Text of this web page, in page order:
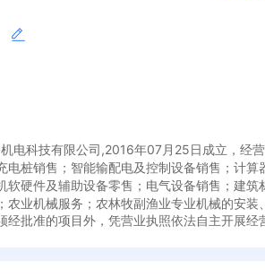
电科技有限公司,2016年07月25日成立，经
电桩销售；智能输配电及控制设备销售；计
软硬件及辅助设备零售；电气设备销售；建
农业机械服务；农林牧副渔业专业机械的安
经批准的项目外，凭营业执照依法自主开展经